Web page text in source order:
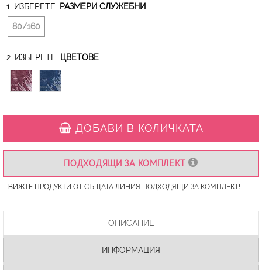
1. ИЗБЕРЕТЕ: РАЗМЕРИ СЛУЖЕБНИ
80/160
2. ИЗБЕРЕТЕ: ЦВЕТОВЕ
ДОБАВИ В КОЛИЧКАТА
ПОДХОДЯЩИ ЗА КОМПЛЕКТ
ВИЖТЕ ПРОДУКТИ ОТ СЪЩАТА ЛИНИЯ ПОДХОДЯЩИ ЗА КОМПЛЕКТ!
ОПИСАНИЕ
ИНФОРМАЦИЯ